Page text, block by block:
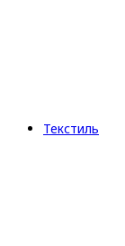
Текстиль